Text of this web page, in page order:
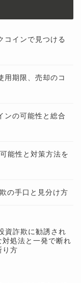
コインで見つける
用期限、売却のコ
ンの可能性と総合
能性と対策方法を
の手口と見分け方
資詐欺に勧誘され
対処法と一発で断れ
り方